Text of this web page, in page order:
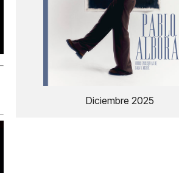
Diciembre 2025